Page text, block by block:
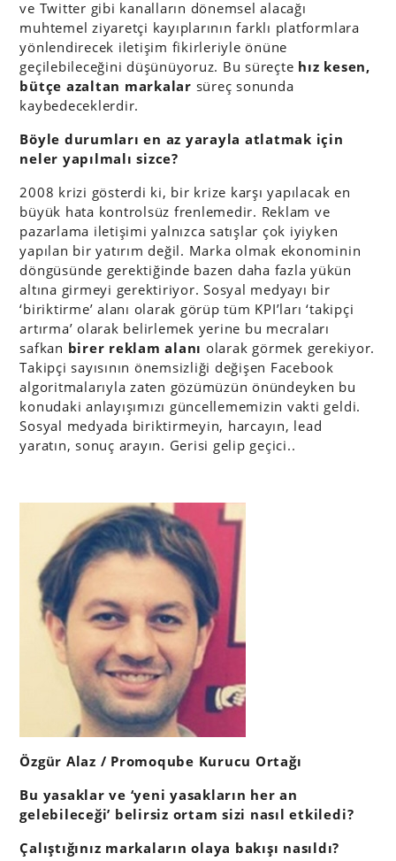
ve Twitter gibi kanalların dönemsel alacağı
muhtemel ziyaretçi kayıplarının farklı platformlara
yönlendirecek iletişim fikirleriyle önüne
geçilebileceğini düşünüyoruz. Bu süreçte hız kesen,
bütçe azaltan markalar süreç sonunda
kaybedeceklerdir.
Böyle durumları en az yarayla atlatmak için
neler yapılmalı sizce?
2008 krizi gösterdi ki, bir krize karşı yapılacak en
büyük hata kontrolsüz frenlemedir. Reklam ve
pazarlama iletişimi yalnızca satışlar çok iyiyken
yapılan bir yatırım değil. Marka olmak ekonominin
döngüsünde gerektiğinde bazen daha fazla yükün
altına girmeyi gerektiriyor. Sosyal medyayı bir
‘biriktirme’ alanı olarak görüp tüm KPI’ları ‘takipçi
artırma’ olarak belirlemek yerine bu mecraları
safkan birer reklam alanı olarak görmek gerekiyor.
Takipçi sayısının önemsizliği değişen Facebook
algoritmalarıyla zaten gözümüzün önündeyken bu
konudaki anlayışımızı güncellememizin vakti geldi.
Sosyal medyada biriktirmeyin, harcayın, lead
yaratın, sonuç arayın. Gerisi gelip geçici..
Özgür Alaz / Promoqube Kurucu Ortağı
Bu yasaklar ve ‘yeni yasakların her an
gelebileceği’ belirsiz ortam sizi nasıl etkiledi?
Çalıştığınız markaların olaya bakışı nasıldı?